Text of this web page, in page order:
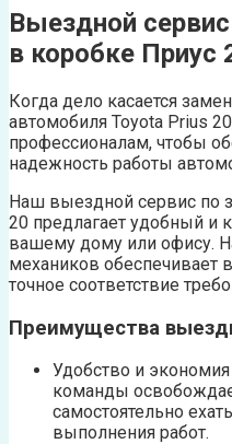
Выездной
в коробке Приус
Когда дело касается
автомобиля Toyota Prius
профессионалам, чтобы
надежность работы
Наш выездной сервис по
20 предлагает удобный и
вашему дому или офису.
механиков обеспечивает
точное соответствие
Преимущества
Удобство и
команды
самостоятельно
выполнения работ.